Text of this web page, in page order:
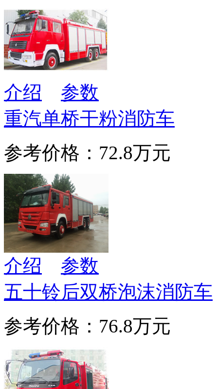
介绍
参数
重汽单桥干粉消防车
参考价格：72.8万元
介绍
参数
五十铃后双桥泡沫消防车
参考价格：76.8万元